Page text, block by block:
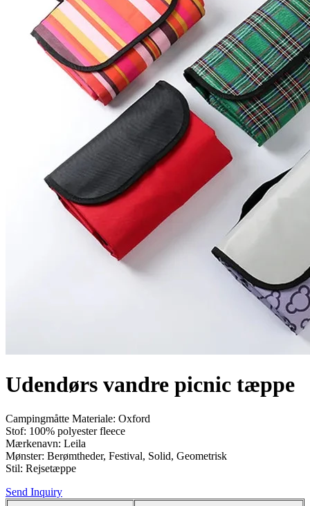
Udendørs vandre picnic tæppe
Campingmåtte Materiale: Oxford
Stof: 100% polyester fleece
Mærkenavn: Leila
Mønster: Berømtheder, Festival, Solid, Geometrisk
Stil: Rejsetæppe
Send Inquiry